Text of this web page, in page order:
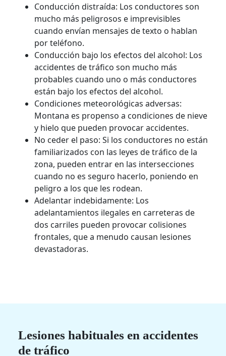
Conducción distraída: Los conductores son
mucho más peligrosos e imprevisibles
cuando envían mensajes de texto o hablan
por teléfono.
Conducción bajo los efectos del alcohol: Los
accidentes de tráfico son mucho más
probables cuando uno o más conductores
están bajo los efectos del alcohol.
Condiciones meteorológicas adversas:
Montana es propenso a condiciones de nieve
y hielo que pueden provocar accidentes.
No ceder el paso: Si los conductores no están
familiarizados con las leyes de tráfico de la
zona, pueden entrar en las intersecciones
cuando no es seguro hacerlo, poniendo en
peligro a los que les rodean.
Adelantar indebidamente: Los
adelantamientos ilegales en carreteras de
dos carriles pueden provocar colisiones
frontales, que a menudo causan lesiones
devastadoras.
Lesiones habituales en accidentes
de tráfico